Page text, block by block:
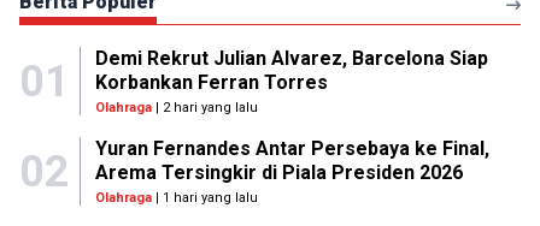
01
Demi Rekrut Julian Alvarez, Barcelona Siap
Korbankan Ferran Torres
Olahraga| 2 hari yang lalu
02
Yuran Fernandes Antar Persebaya ke Final,
Arema Tersingkir di Piala Presiden 2026
Olahraga| 1 hari yang lalu